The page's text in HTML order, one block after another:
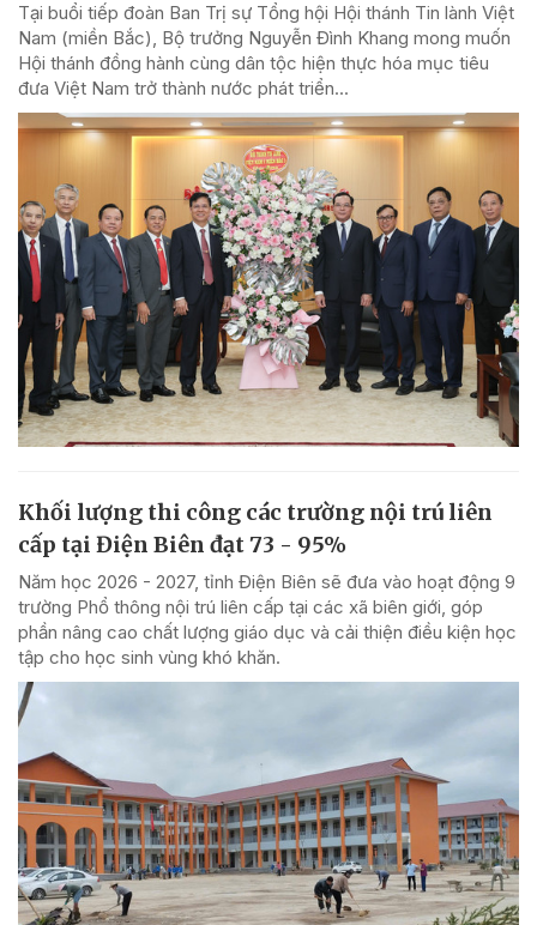
Tại buổi tiếp đoàn Ban Trị sự Tổng hội Hội thánh Tin lành Việt
Nam (miền Bắc), Bộ trưởng Nguyễn Đình Khang mong muốn
Hội thánh đồng hành cùng dân tộc hiện thực hóa mục tiêu
đưa Việt Nam trở thành nước phát triển...
Khối lượng thi công các trường nội trú liên
cấp tại Điện Biên đạt 73 - 95%
Năm học 2026 - 2027, tỉnh Điện Biên sẽ đưa vào hoạt động 9
trường Phổ thông nội trú liên cấp tại các xã biên giới, góp
phần nâng cao chất lượng giáo dục và cải thiện điều kiện học
tập cho học sinh vùng khó khăn.